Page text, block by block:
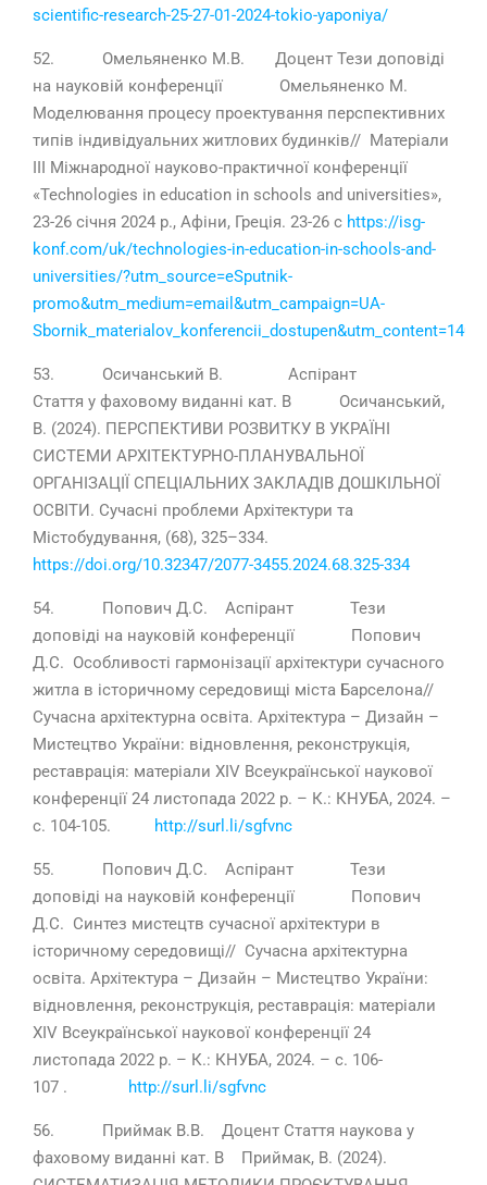
scientific-research-25-27-01-2024-tokio-yaponiya/
52. Омельяненко М.В. Доцент Тези доповіді
на науковій конференції Омельяненко М.
Моделювання процесу проектування перспективних
типів індивідуальних житлових будинків// Матеріали
III Міжнародної науково-практичної конференції
«Technologies in education in schools and universities»,
23-26 січня 2024 р., Афіни, Греція. 23-26 с https://isg-
konf.com/uk/technologies-in-education-in-schools-and-
universities/?utm_source=eSputnik-
promo&utm_medium=email&utm_campaign=UA-
53. Осичанський В. Аспірант
Стаття у фаховому виданні кат. В Осичанський,
В. (2024). ПЕРСПЕКТИВИ РОЗВИТКУ В УКРАЇНІ
СИСТЕМИ АРХІТЕКТУРНО-ПЛАНУВАЛЬНОЇ
ОРГАНІЗАЦІЇ СПЕЦІАЛЬНИХ ЗАКЛАДІВ ДОШКІЛЬНОЇ
ОСВІТИ. Сучасні проблеми Архітектури та
Містобудування, (68), 325–334.
https://doi.org/10.32347/2077-3455.2024.68.325-334
54. Попович Д.С. Аспірант Тези
доповіді на науковій конференції Попович
Д.С. Особливості гармонізації архітектури сучасного
житла в історичному середовищі міста Барселона//
Сучасна архітектурна освіта. Архітектура – Дизайн –
Мистецтво України: відновлення, реконструкція,
реставрація: матеріали ХІV Всеукраїнської наукової
конференції 24 листопада 2022 р. – К.: КНУБА, 2024. –
с. 104-105.
http://surl.li/sgfvnc
55. Попович Д.С. Аспірант Тези
доповіді на науковій конференції Попович
Д.С. Синтез мистецтв сучасної архітектури в
історичному середовищі// Сучасна архітектурна
освіта. Архітектура – Дизайн – Мистецтво України:
відновлення, реконструкція, реставрація: матеріали
ХІV Всеукраїнської наукової конференції 24
листопада 2022 р. – К.: КНУБА, 2024. – с. 106-
107 .
http://surl.li/sgfvnc
56. Приймак В.В. Доцент Стаття наукова у
фаховому виданні кат. В Приймак, В. (2024).